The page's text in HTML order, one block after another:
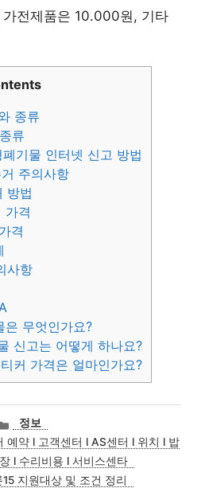
전제품은 10.000원, 기타
종류
류
기물 인터넷 신고 방법
주의사항
방법
가격
격
사항
은 무엇인가요?
신고는 어떻게 하나요?
커 가격은 얼마인가요?
카
테
고
리
정보
예약 l 고객센터 l AS센터 l 위치 l 밥
l 수리비용 l 서비스센타
지원대상 및 조건 정리